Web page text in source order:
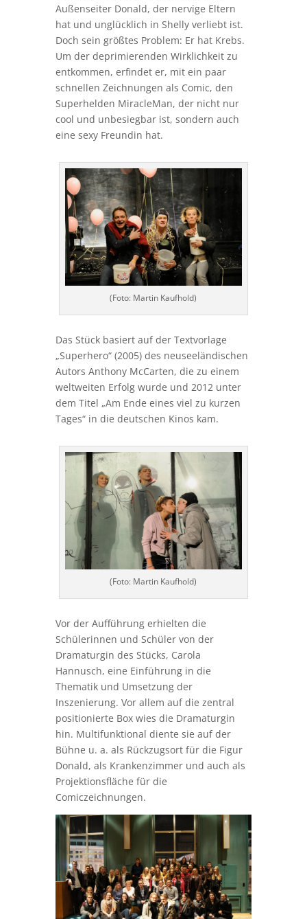
Außenseiter Donald, der nervige Eltern
hat und unglücklich in Shelly verliebt ist.
Doch sein größtes Problem: Er hat Krebs.
Um der deprimierenden Wirklichkeit zu
entkommen, erfindet er, mit ein paar
schnellen Zeichnungen als Comic, den
Superhelden MiracleMan, der nicht nur
cool und unbesiegbar ist, sondern auch
eine sexy Freundin hat.
(Foto: Martin Kaufhold)
Das Stück basiert auf der Textvorlage
„Superhero“ (2005) des neuseeländischen
Autors Anthony McCarten, die zu einem
weltweiten Erfolg wurde und 2012 unter
dem Titel „Am Ende eines viel zu kurzen
Tages“ in die deutschen Kinos kam.
(Foto: Martin Kaufhold)
Vor der Aufführung erhielten die
Schülerinnen und Schüler von der
Dramaturgin des Stücks, Carola
Hannusch, eine Einführung in die
Thematik und Umsetzung der
Inszenierung. Vor allem auf die zentral
positionierte Box wies die Dramaturgin
hin. Multifunktional diente sie auf der
Bühne u. a. als Rückzugsort für die Figur
Donald, als Krankenzimmer und auch als
Projektionsfläche für die
Comiczeichnungen.